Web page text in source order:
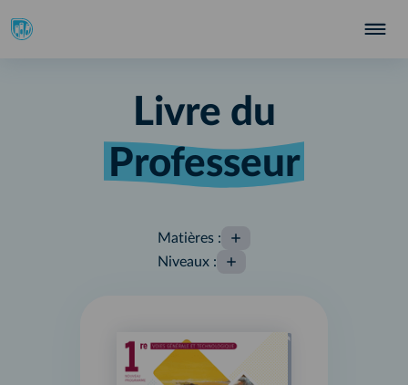
Livre du
Professeur
Matières :
Niveaux :